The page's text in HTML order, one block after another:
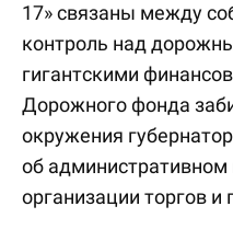
17» связаны между
контроль над
гигантскими
Дорожного фонда
окружения
об административном
организации торгов и